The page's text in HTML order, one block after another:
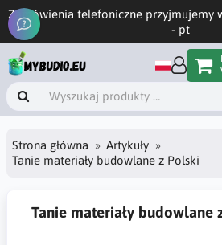
Zamówienia telefoniczne przyjmujemy
- pt
Strona główna
Artykuły
Tanie materiały budowlane z Polski
Tanie materiały budowlane